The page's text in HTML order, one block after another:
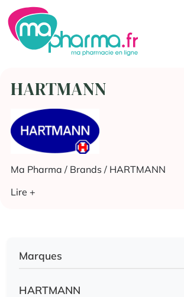
HARTMANN
Ma Pharma / Brands / HARTMANN
Lire +
Marques
HARTMANN